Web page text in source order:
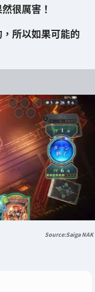
然很厲害！
所以如果可能的
Saiga NAK